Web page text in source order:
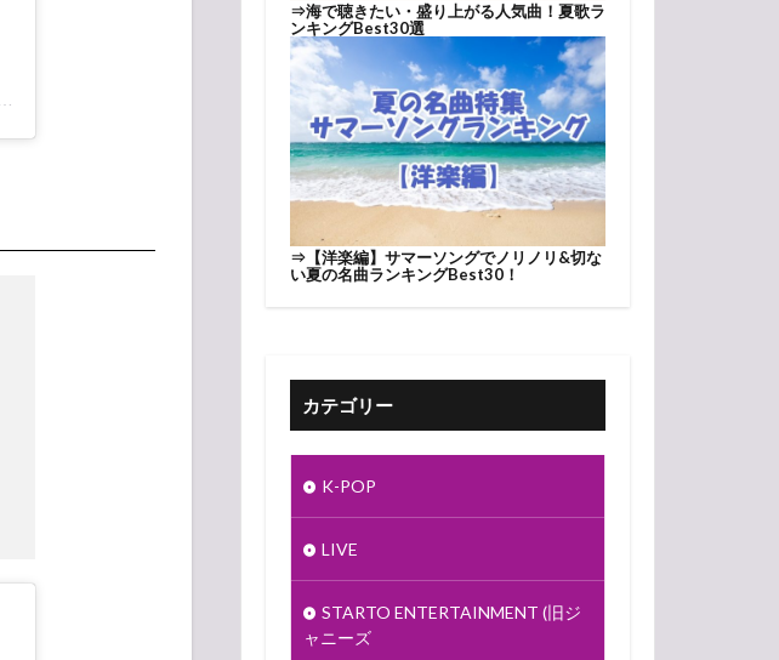
⇒海で聴きたい・盛り上がる人気曲！夏歌ラ
ンキングBest30選
⇒ 【洋楽編】サマーソングでノリノリ&切な
い夏の名曲ランキングBest30！
カテゴリー
K-POP
LIVE
STARTO ENTERTAINMENT (旧ジ
ャニーズ